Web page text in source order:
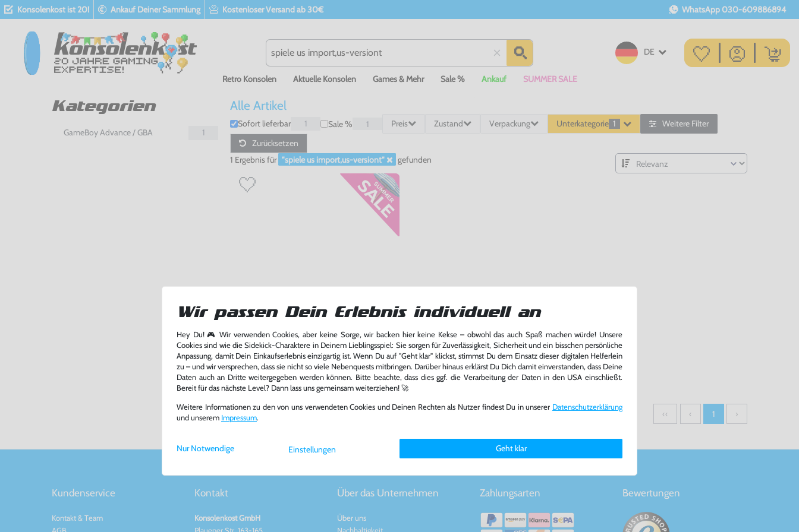
Konsolenkost ist 20! Ankauf Deiner Sammlung Kostenloser Versand ab 30€ WhatsApp 030-609886894
DE
Retro Konsolen Aktuelle Konsolen Games & Mehr Sale % Ankauf SUMMER SALE
Kategorien
GameBoy Advance / GBA 1
Alle Artikel
Sofort lieferbar 1 Sale % 1 Preis Zustand Verpackung Unterkategorie 1
Weitere Filter
Zurücksetzen
1 Ergebnisfür "spiele us import,us-versiont" gefunden
Surf's Up (UK Version) (US Import)
GameBoy Advance
-52% bisher
jetzt ab12,09 €
‹‹ ‹ 1 ›
Kundenservice
Kontakt & Team
Kontakt
Konsolenkost GmbH
Über das Unternehmen
Über uns
Zahlungsarten Bewertungen
Wir passen Dein Erlebnis individuell an
Hey Du! 🎮 Wir verwenden Cookies, aber keine Sorge, wir backen hier keine Kekse – obwohl das auch Spaß machen würde! Unsere
Cookies sind wie die Sidekick-Charaktere in Deinem Lieblingsspiel: Sie sorgen für Zuverlässigkeit, Sicherheit und ein bisschen persönliche
Anpassung, damit Dein Einkaufserlebnis einzigartig ist. Wenn Du auf "Geht klar" klickst, stimmst Du dem Einsatz dieser digitalen Helferlein
zu – und wir versprechen, dass sie nicht so viele Nebenquests mitbringen. Darüber hinaus erklärst Du Dich damit einverstanden, dass Deine
Daten auch an Dritte weitergegeben werden können. Bitte beachte, dass dies ggf. die Verarbeitung der Daten in den USA einschließt.
Bereit für das nächste Level? Dann lass uns gemeinsam weiterziehen! 🚀
Weitere Informationen zu den von uns verwendeten Cookies und Deinen Rechten als Nutzer findest Du in unserer Daten­schutz­erklärung
und unserem Impressum.
Einstellungen Geht klar
Nur Notwendige